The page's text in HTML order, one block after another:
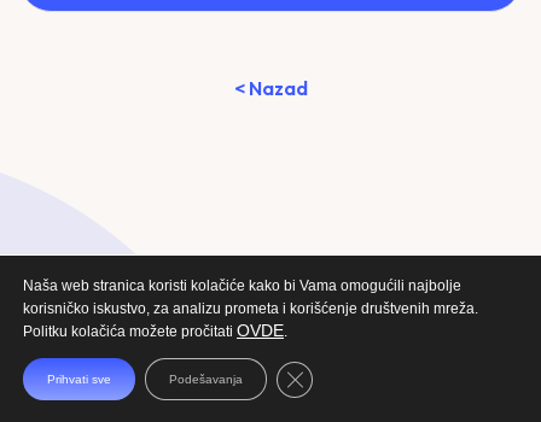
< Nazad
Naša web stranica koristi kolačiće kako bi Vama omogućili najbolje
korisničko iskustvo, za analizu prometa i korišćenje društvenih mreža.
Politku kolačića možete pročitati OVDE.
Prihvati sve Podešavanja Close GDPR Cookie Banner